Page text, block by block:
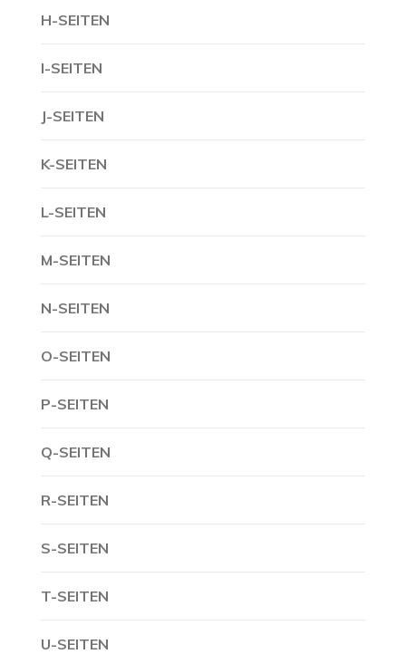
H-SEITEN
I-SEITEN
J-SEITEN
K-SEITEN
L-SEITEN
M-SEITEN
N-SEITEN
O-SEITEN
P-SEITEN
Q-SEITEN
R-SEITEN
S-SEITEN
T-SEITEN
U-SEITEN